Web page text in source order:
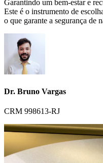
Garantindo um bem-estar e
Este é o instrumento de
o que garante a segurança de
Dr. Bruno Vargas
CRM 998613-RJ